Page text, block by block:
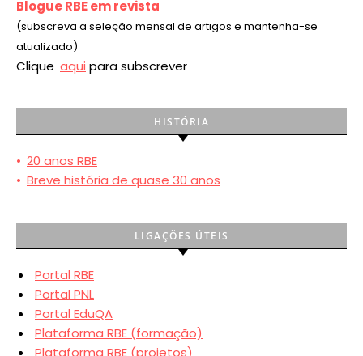
Blogue RBE em revista
(subscreva a seleção mensal de artigos e mantenha-se
atualizado)
Clique aqui para subscrever
HISTÓRIA
• 20 anos RBE
• Breve história de quase 30 anos
LIGAÇÕES ÚTEIS
Portal RBE
Portal PNL
Portal EduQA
Plataforma RBE (formação)